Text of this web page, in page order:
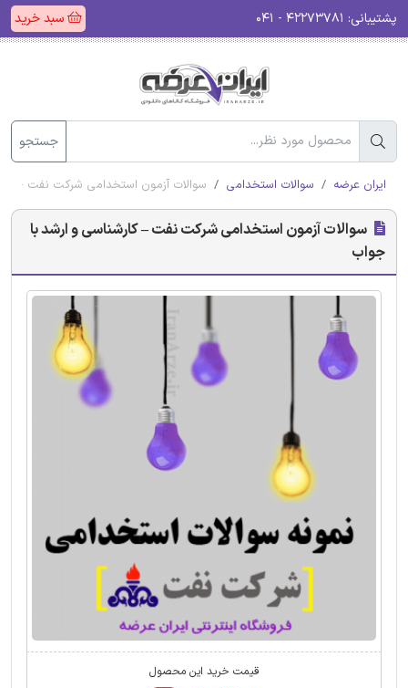
پشتیبانی: سبد خرید
جستجو
ایران عرضه سوالات استخدامی سوالات آزمون استخدامی شرکت نفت –
سوالات آزمون استخدامی شرکت نفت – کارشناسی و ارشد با
جواب
قیمت خرید این محصول